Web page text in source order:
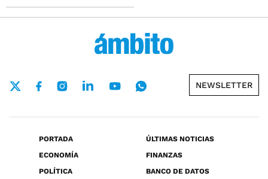
NEWSLETTER
PORTADA
ÚLTIMAS NOTICIAS
ECONOMÍA
FINANZAS
POLÍTICA
BANCO DE DATOS